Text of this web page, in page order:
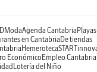
Agenda Cantabria Playas
en Cantabria De tiendas
Hemeroteca
Económico Empleo Cantabria
Lotería del Niño